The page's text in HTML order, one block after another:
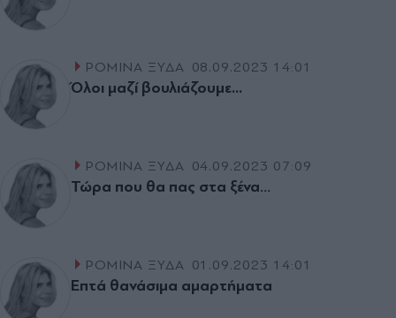
ΡΟΜΙΝΑ ΞΥΔΑ 08.09.2023 14:01
Όλοι μαζί βουλιάζουμε...
ΡΟΜΙΝΑ ΞΥΔΑ 04.09.2023 07:09
Τώρα που θα πας στα ξένα…
ΡΟΜΙΝΑ ΞΥΔΑ 01.09.2023 14:01
Eπτά θανάσιμα αμαρτήματα